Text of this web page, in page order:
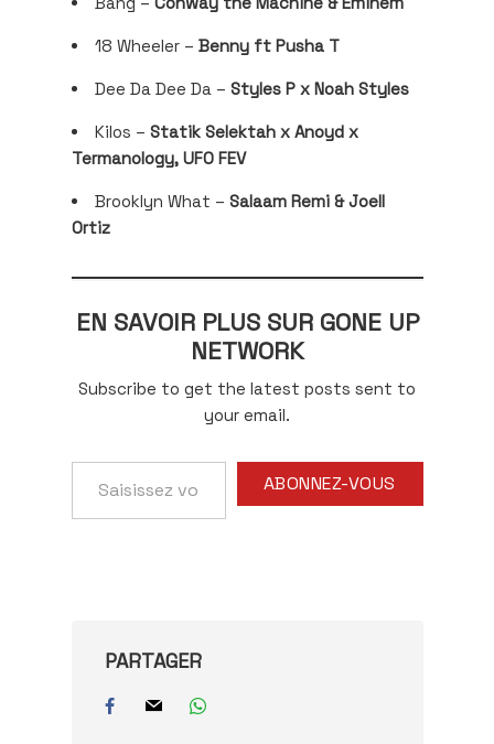
18 Wheeler – Benny ft Pusha T
Dee Da Dee Da – Styles P x Noah Styles
Kilos – Statik Selektah x Anoyd x
Termanology, UFO FEV
Brooklyn What – Salaam Remi & Joell
Ortiz
EN SAVOIR PLUS SUR GONE UP
NETWORK
Subscribe to get the latest posts sent to
your email.
votre
adresse
ABONNEZ-VOUS
PARTAGER